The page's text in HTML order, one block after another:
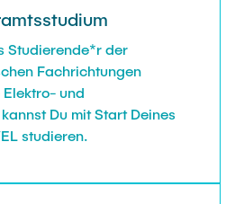
Studierende*r der
Fachrichtungen
und
Du mit Start Deines
studieren.